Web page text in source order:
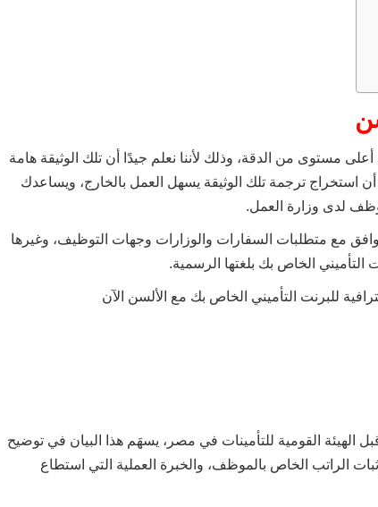
مستوى من الدقة، وذلك لأننا نعلم جيدًا أن تلك الوثيقة هامة
أن استخراج ترجمة تلك الوثيقة يسهل العمل بالخارج، ويساعدك
لدى وزارة العمل.
مع متطلبات السفارات والوزارات وجهات التوظيف، وغيرها
الخاص بك بلغتها الرسمية.
للبرنت التأميني الخاص بك مع الألسن الآن
القومية للتأمينات في مصر، يسهَم هذا البيان في توضيح
الراتب الخاص بالموظف، والخبرة العملية التي استطاع